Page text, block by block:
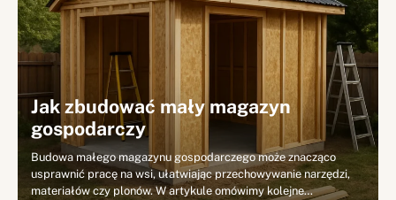
Jak zbudować mały magazyn
gospodarczy
Budowa małego magazynu gospodarczego może znacząco
usprawnić pracę na wsi, ułatwiając przechowywanie narzędzi,
materiałów czy plonów. W artykule omówimy kolejne…